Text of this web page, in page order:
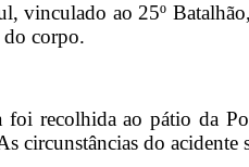
vinculado ao 25º
do corpo.
recolhida ao pátio da
do acidente